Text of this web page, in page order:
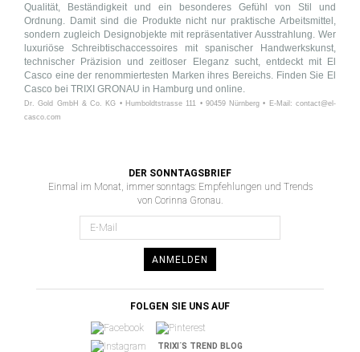
Qualität, Beständigkeit und ein besonderes Gefühl von Stil und
Ordnung. Damit sind die Produkte nicht nur praktische Arbeitsmittel,
sondern zugleich Designobjekte mit repräsentativer Ausstrahlung. Wer
luxuriöse Schreibtischaccessoires mit spanischer Handwerkskunst,
technischer Präzision und zeitloser Eleganz sucht, entdeckt mit El
Casco eine der renommiertesten Marken ihres Bereichs. Finden Sie El
Casco bei TRIXI GRONAU in Hamburg und online.
Dr. Gold GmbH & Co. KG • Humboldtstrasse 111 • 90459 Nürnberg • E-Mail: contact@el-
casco.com
DER SONNTAGSBRIEF
Einmal im Monat, immer sonntags: Empfehlungen und Trends
von Corinna Gronau.
ANMELDEN
FOLGEN SIE UNS AUF
TRIXI´S TREND BLOG